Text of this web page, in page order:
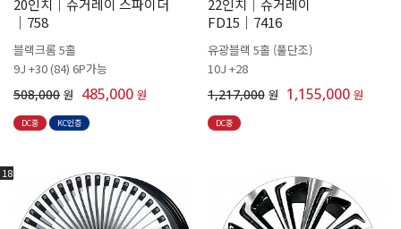
│758
블랙크롬 5홀
9J +30 (84) 6P가능
508,000 원 485,000 원
DC중 KC인증
FD15│7416
유광블랙 5홀 (풀단조)
10J +28
1,217,000 원 1,155,000 원
DC중
18